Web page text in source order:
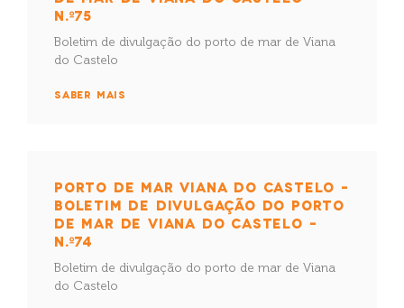
N.º75
Boletim de divulgação do porto de mar de Viana
do Castelo
SABER MAIS
PORTO DE MAR VIANA DO CASTELO –
BOLETIM DE DIVULGAÇÃO DO PORTO
DE MAR DE VIANA DO CASTELO –
N.º74
Boletim de divulgação do porto de mar de Viana
do Castelo